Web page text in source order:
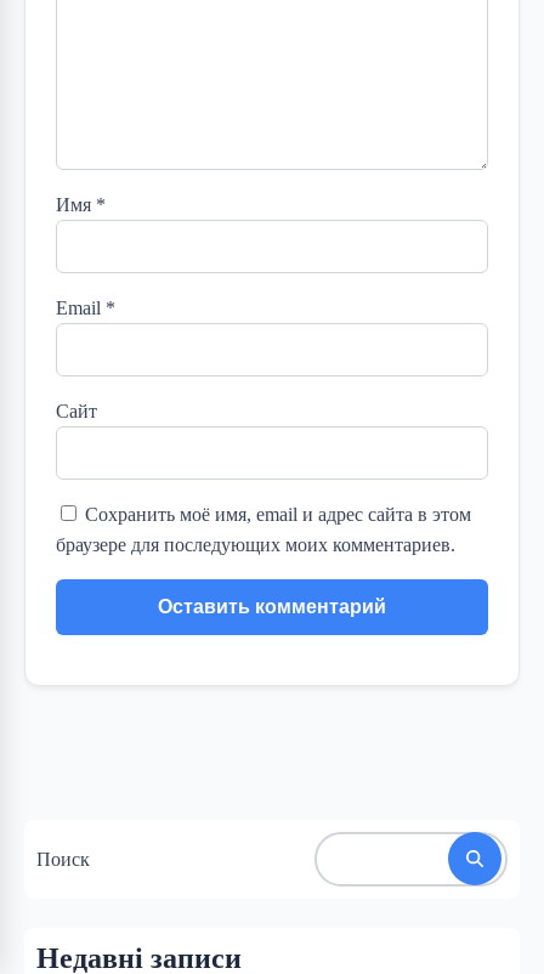
Имя *
Email *
Сайт
Сохранить моё имя, email и адрес сайта в этом
браузере для последующих моих комментариев.
Поиск
Недавні записи